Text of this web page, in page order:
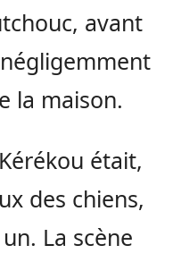
avant
la maison.
était,
des chiens,
La scène